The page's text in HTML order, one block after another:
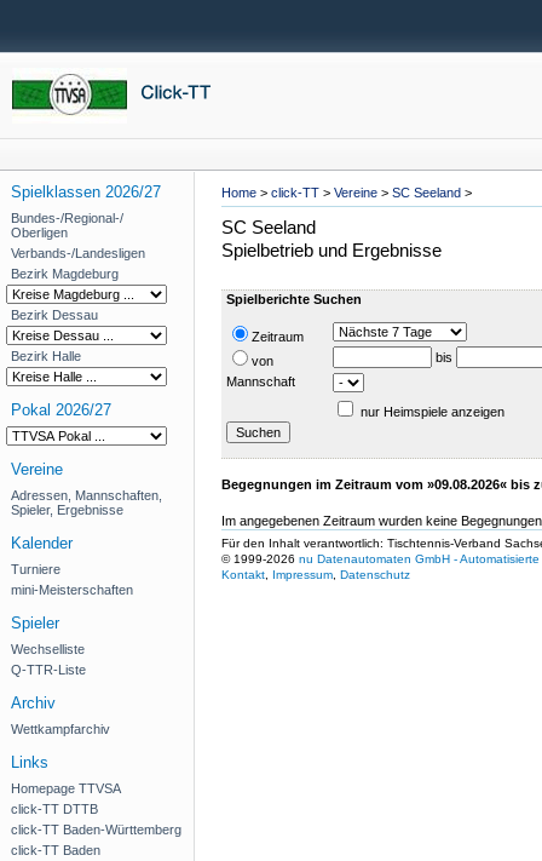
Home > click-TT > Vereine > SC Seeland >
Spielklassen 2026/27
Bundes-/Regional-/
Oberligen
Verbands-/Landesligen
Bezirk Magdeburg
Bezirk Dessau
Bezirk Halle
Pokal 2026/27
Vereine
Adressen, Mannschaften,
Spieler, Ergebnisse
Kalender
Turniere
mini-Meisterschaften
Spieler
Wechselliste
Q-TTR-Liste
Archiv
Wettkampfarchiv
Links
Homepage TTVSA
click-TT DTTB
click-TT Baden-Württemberg
click-TT Baden
SC Seeland
Spielbetrieb und Ergebnisse
Spielberichte Suchen
Zeitraum
von
bis
Mannschaft
nur Heimspiele anzeigen
Begegnungen im Zeitraum vom »09.08.2026« bis
Im angegebenen Zeitraum wurden keine
Für den Inhalt verantwortlich: Tischtennis-Verband
© 1999-2026 nu Datenautomaten GmbH -
Kontakt
Impressum Datenschutz